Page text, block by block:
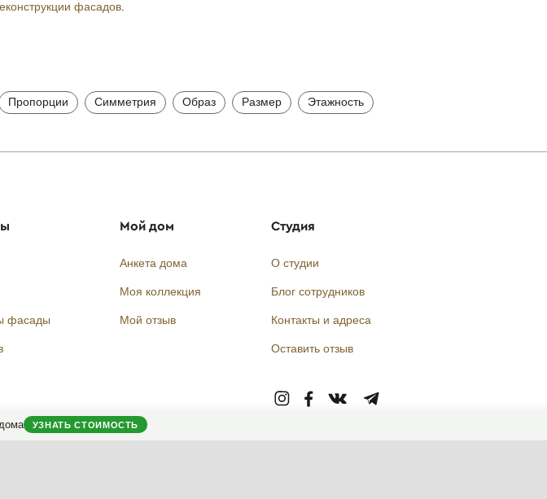
фасадов.
Пропорции Симметрия Образ Размер Этажность
УЗНАТЬ СТОИМОСТЬ
фасады
Мой дом
Анкета дома
Моя коллекция
Мой отзыв
Студия
О студии
Блог сотрудников
Контакты и адреса
Оставить отзыв